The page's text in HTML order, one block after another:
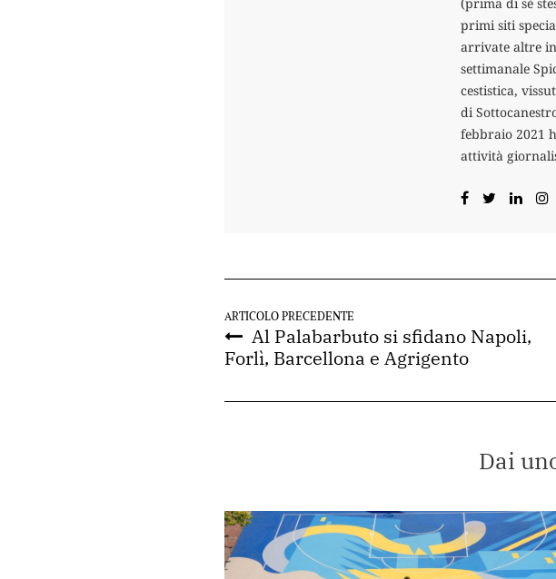
primi siti
arrivate altre
settimanale
cestistica,
di
febbraio 2021
attività
ARTICOLO PRECEDENTE
Al Palabarbuto si sfidano Napoli,
Forlì, Barcellona e Agrigento
Dai